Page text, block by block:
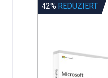
42% REDUZIERT